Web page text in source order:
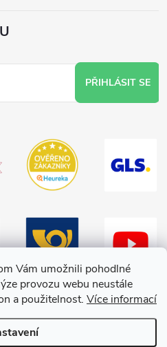
Vám umožnili pohodlné
provozu webu neustále
a použitelnost. Více informací
PŘIHLÁSIT SE